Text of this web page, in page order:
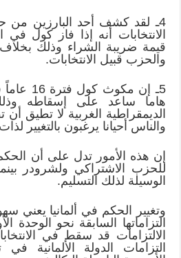
4ـ لقد كشف أحد البارزين
الانتخابات أنه إذا فاز كول في
قيمة ضريبة الشراء وذلك
والحزب قبيل الانتخابات.
5ـ إن
هاما ساعد على إسقاطه
الديمقراطية الغربية لا تطيق
والناس أحيانا يرغبون بالتغيير
إن هذه الأمور تدل على أن
للحزب الاشتراكي ولشرودر
الوسيلة لذلك التسليم.
وتغيير الحكم في ألمانيا يعني
التزاماتها السابقة نحو الوحدة
الالتزامات قد سقط في
التزامات الدولة الألمانية